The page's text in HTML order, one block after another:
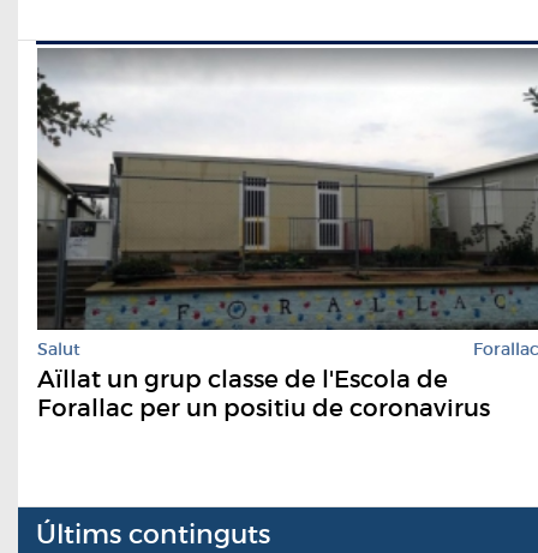
Salut Forallac
Aïllat un grup classe de l'Escola de
Forallac per un positiu de coronavirus
Últims continguts